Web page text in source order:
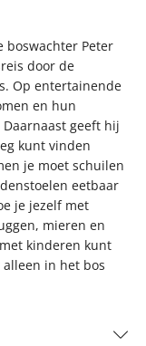
boswachter Peter
door de
Op entertainende
en hun
geeft hij
kunt vinden
je moet schuilen
eetbaar
je jezelf met
mieren en
kinderen kunt
in het bos